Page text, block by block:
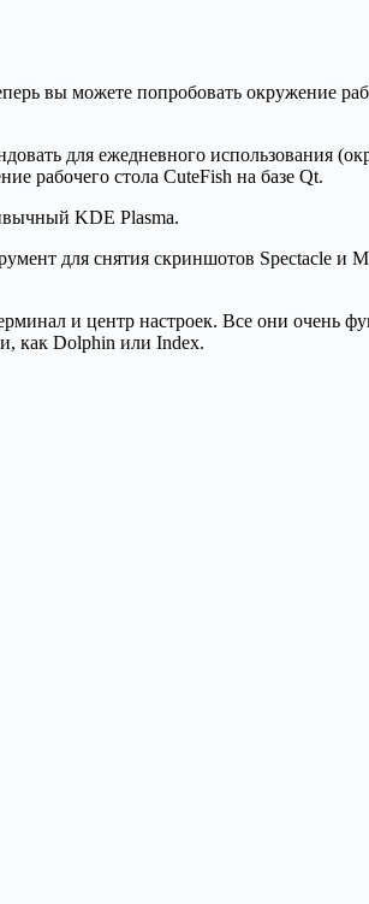
вы можете попробовать окружение
для ежедневного использования
рабочего стола CuteFish на базе Qt.
KDE Plasma.
для снятия скриншотов Spectacle и
и центр настроек. Все они очень
как Dolphin или Index.